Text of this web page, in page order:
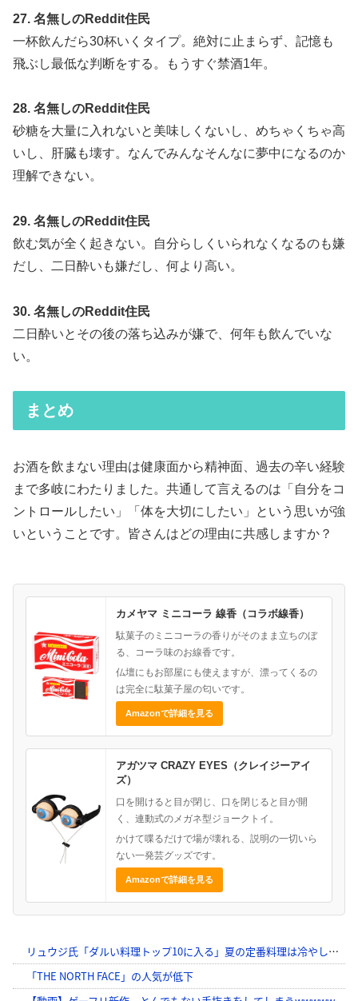
27. 名無しのReddit住民
一杯飲んだら30杯いくタイプ。絶対に止まらず、記憶も
飛ぶし最低な判断をする。もうすぐ禁酒1年。
28. 名無しのReddit住民
砂糖を大量に入れないと美味しくないし、めちゃくちゃ高
いし、肝臓も壊す。なんでみんなそんなに夢中になるのか
理解できない。
29. 名無しのReddit住民
飲む気が全く起きない。自分らしくいられなくなるのも嫌
だし、二日酔いも嫌だし、何より高い。
30. 名無しのReddit住民
二日酔いとその後の落ち込みが嫌で、何年も飲んでいな
い。
まとめ
お酒を飲まない理由は健康面から精神面、過去の辛い経験
まで多岐にわたりました。共通して言えるのは「自分をコ
ントロールしたい」「体を大切にしたい」という思いが強
いということです。皆さんはどの理由に共感しますか？
カメヤマ ミニコーラ 線香（コラボ線香）
駄菓子のミニコーラの香りがそのまま立ちのぼ
る、コーラ味のお線香です。
仏壇にもお部屋にも使えますが、漂ってくるの
は完全に駄菓子屋の匂いです。
Amazonで詳細を見る
アガツマ CRAZY EYES（クレイジーアイ
ズ）
口を開けると目が閉じ、口を閉じると目が開
く、連動式のメガネ型ジョークトイ。
かけて喋るだけで場が壊れる、説明の一切いら
ない一発芸グッズです。
Amazonで詳細を見る